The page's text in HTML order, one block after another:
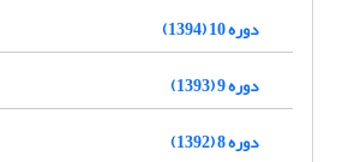
دوره 10 (1394)
دوره 9 (1393)
دوره 8 (1392)